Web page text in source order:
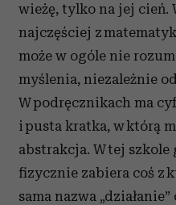
wieżę, tylko na jej cień.
najczęściej z
może w ogóle nie
myślenia, niezależnie
W podręcznikach ma
i pusta kratka, w którą
abstrakcja. W tej
fizycznie zabiera coś z
sama nazwa